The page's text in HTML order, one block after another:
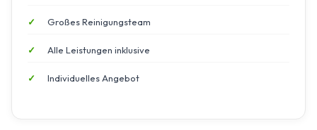
Großes Reinigungsteam
Alle Leistungen inklusive
Individuelles Angebot